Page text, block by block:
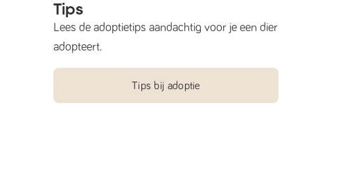
Tips
Lees de adoptietips aandachtig voor je een dier
adopteert.
Tips bij adoptie